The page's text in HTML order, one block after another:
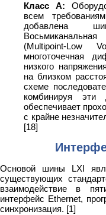
Класс А:
всем
добавлена
(Multipoint-Low
многоточечная
низкого
на близком
схеме
комбинируя эти
обеспечивает
с крайне
[18]
Основой шины LXI
существующих
взаимодействие в
интерфейс Ethernet,
синхронизация. [1]